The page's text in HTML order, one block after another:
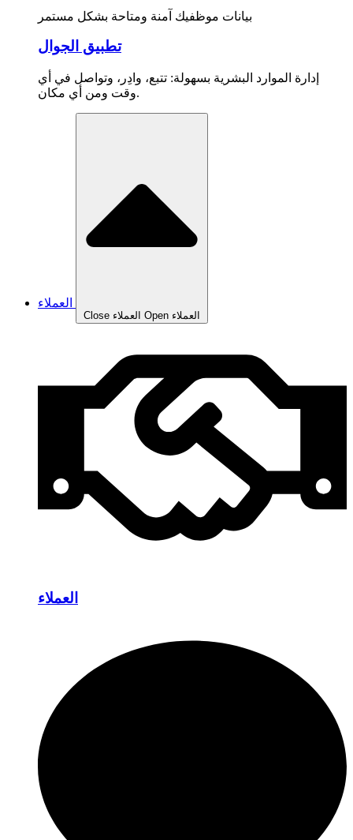
بيانات موظفيك آمنة ومتاحة بشكل مستمر
تطبيق الجوال
إدارة الموارد البشرية بسهولة: تتبع، وادِر، وتواصل في أي
وقت ومن أي مكان.
Close العملاء Open العملاء
العملاء